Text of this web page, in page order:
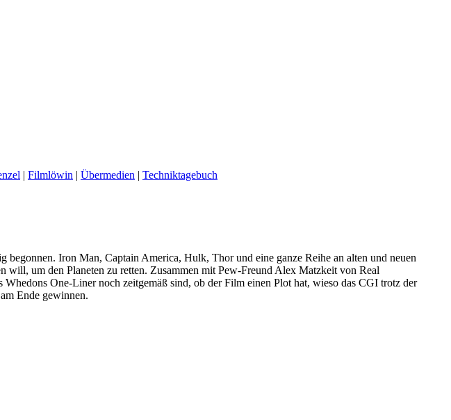
| Filmlöwin | Übermedien | Techniktagebuch
Iron Man, Captain America, Hulk, Thor und eine ganze Reihe an alten und neuen
will, um den Planeten zu retten. Zusammen mit Pew-Freund Alex Matzkeit von Real
One-Liner noch zeitgemäß sind, ob der Film einen Plot hat, wieso das CGI trotz der
Ende gewinnen.